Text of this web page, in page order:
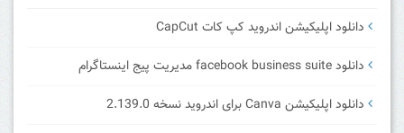
دانلود اپلیکیشن اندروید کپ کات CapCut
دانلود facebook business suite مدیریت پیج اینستاگرام
دانلود اپلیکیشن Canva برای اندروید نسخه 2.139.0